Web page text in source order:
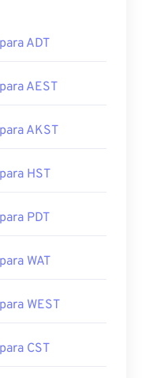
ADT
AEST
AKST
HST
PDT
WAT
WEST
CST